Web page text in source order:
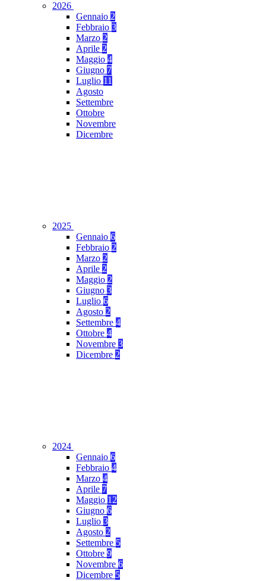
2026
Gennaio 2
Febbraio 3
Marzo 2
Aprile 2
Maggio 4
Giugno 7
Luglio 11
Agosto
Settembre
Ottobre
Novembre
Dicembre
2025
Gennaio 6
Febbraio 2
Marzo 2
Aprile 2
Maggio 2
Giugno 3
Luglio 6
Agosto 2
Settembre 4
Ottobre 4
Novembre 3
Dicembre 2
2024
Gennaio 6
Febbraio 4
Marzo 4
Aprile 7
Maggio 12
Giugno 6
Luglio 3
Agosto 2
Settembre 5
Ottobre 9
Novembre 6
Dicembre 5